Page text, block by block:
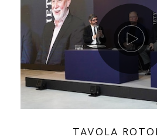
Riproduci video
TAVOLA